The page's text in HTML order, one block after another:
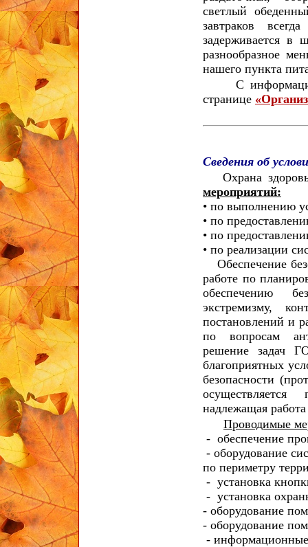
светлый
завтраков
задерживается
разнообразное
нашего пункта
С информацией
странице
Сведения об
Охрана
мероприятий:
• по выполнению
• по
• по
• по реализации
Обеспечение
работе по
обеспечению
экстремизму,
постановлений и
по вопросам
решение задач
благоприятных
безопасности
надлежащая
Проводимые
- обеспечение
- оборудование
по периметру
- установка
- установка
- оборудование
- оборудование
- информационные